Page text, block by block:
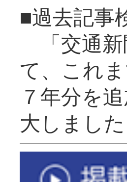
■過去記事
「交通
て、これ
７年分を
大し